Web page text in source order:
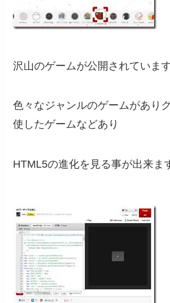
沢山のゲームが公開されていま
色々なジャンルのゲームがあり
使したゲームなどあり
HTML5の進化を見る事が出来ま